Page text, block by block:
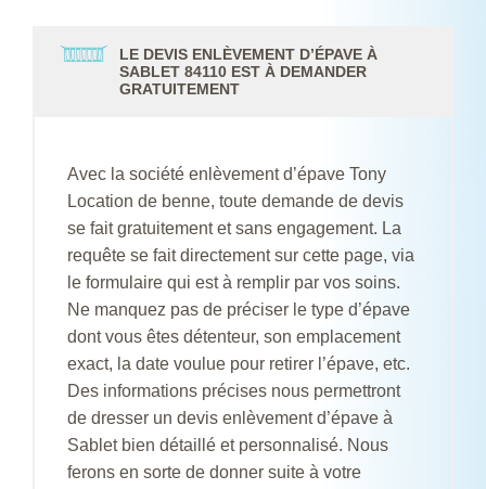
LE DEVIS ENLÈVEMENT D’ÉPAVE À
SABLET 84110 EST À DEMANDER
GRATUITEMENT
Avec la société enlèvement d’épave Tony
Location de benne, toute demande de devis
se fait gratuitement et sans engagement. La
requête se fait directement sur cette page, via
le formulaire qui est à remplir par vos soins.
Ne manquez pas de préciser le type d’épave
dont vous êtes détenteur, son emplacement
exact, la date voulue pour retirer l’épave, etc.
Des informations précises nous permettront
de dresser un devis enlèvement d’épave à
Sablet bien détaillé et personnalisé. Nous
ferons en sorte de donner suite à votre